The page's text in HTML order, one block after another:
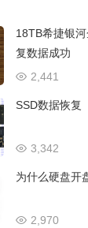
18TB希捷银
复数据成功
2,441
SSD数据恢复
3,342
为什么硬盘开
2,970